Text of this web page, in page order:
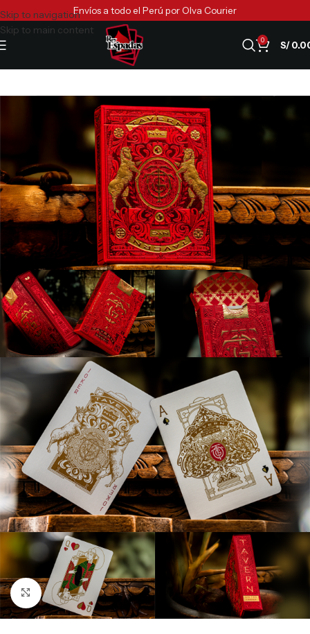
Skip to navigation
Skip to main content
Envíos a todo el Perú por Olva Courier
0 S/
Clic para ampliar